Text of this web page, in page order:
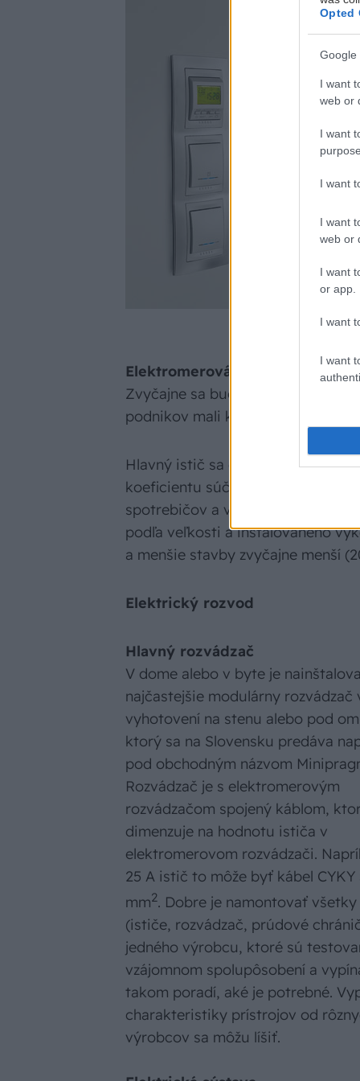
Opted
Google
I want
web or
I want
I want
I want
web or
I want
or app.
I want
I want
Elektromerová skriňa a hlavný
Zvyčajne sa buduje v oplotení, a
podnikov mali kedykoľvek prístup
Hlavný istič sa dimenzuje na
koeficientu súčasnosti.
spotrebičov a vynásobia sa
podľa veľkosti a inštalovaného
a menšie stavby zvyčajne menší
Elektrický rozvod
Hlavný rozvádzač
V dome alebo v byte je
najčastejšie modulárny rozvádzač
vyhotovení na stenu alebo pod
ktorý sa na Slovensku predáva
pod obchodným názvom
Rozvádzač je s elektromerovým
rozvádzačom spojený káblom,
dimenzuje na hodnotu ističa v
elektromerovom rozvádzači.
25 A istič to môže byť kábel CYKY
mm2. Dobre je namontovať
(ističe, rozvádzač, prúdové
jedného výrobcu, ktoré sú
vzájomnom spolupôsobení a
takom poradí, aké je potrebné.
charakteristiky prístrojov od
výrobcov sa môžu líšiť.